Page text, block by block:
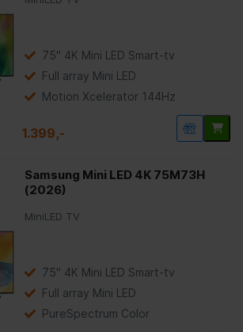
75" 4K Mini LED Smart-tv
Full array Mini LED
Motion Xcelerator 144Hz
1.399,-
Samsung Mini LED 4K 75M73H
(2026)
MiniLED TV
75" 4K Mini LED Smart-tv
Full array Mini LED
PureSpectrum Color